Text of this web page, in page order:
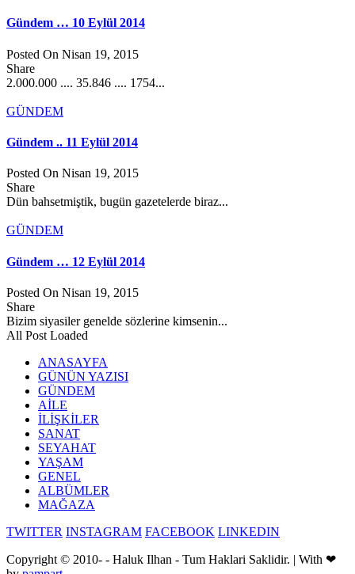
Gündem … 10 Eylül 2014
Posted On Nisan 19, 2015
Share
2.000.000 .... 35.846 .... 1754...
GÜNDEM
Gündem .. 11 Eylül 2014
Posted On Nisan 19, 2015
Share
Dün bahsetmiştik, bugün gazetelerde biraz...
GÜNDEM
Gündem … 12 Eylül 2014
Posted On Nisan 19, 2015
Share
Bizim siyasiler genelde sözlerine kimsenin...
All Post Loaded
ANASAYFA
GÜNÜN YAZISI
GÜNDEM
AİLE
İLİŞKİLER
SANAT
SEYAHAT
YAŞAM
GENEL
ALBÜMLER
MAĞAZA
TWITTER INSTAGRAM FACEBOOK LINKEDIN
Copyright © 2010- - Haluk Ilhan - Tum Haklari Saklidir. | With ❤